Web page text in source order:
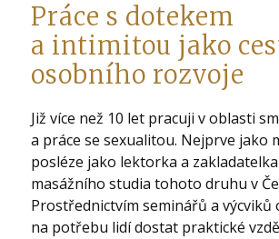
Práce s dotekem
a intimitou jako
osobního rozvoje
Již více než 10 let pracuji v oblasti
a práce se sexualitou. Nejprve jako
posléze jako lektorka a
masážního studia tohoto druhu v
Prostřednictvím seminářů a výcviků
na potřebu lidí dostat praktické